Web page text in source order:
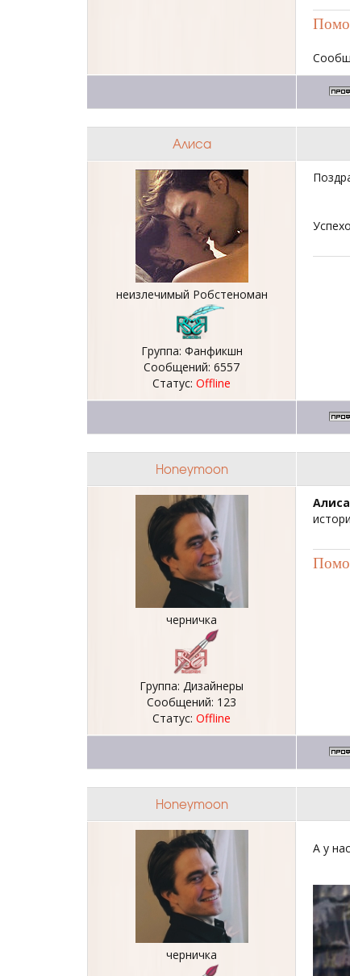
Алиса
неизлечимый Робстеноман
Группа: Фанфикшн
Сообщений: 6557
Статус: Offline
Honeymoon
черничка
Группа: Дизайнеры
Сообщений: 123
Статус: Offline
Алиса
Honeymoon
черничка
А у